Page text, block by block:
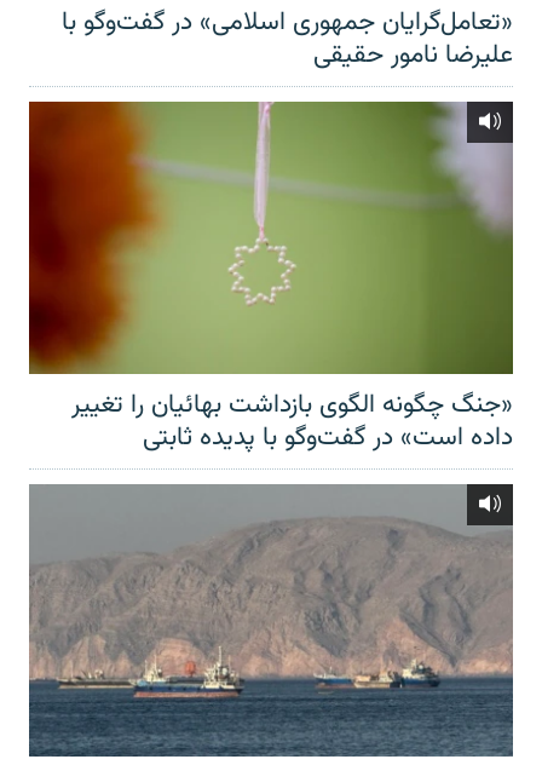
«تعامل‌گرایان جمهوری اسلامی» در گفت‌وگو با
علیرضا نامور حقیقی
«جنگ چگونه الگوی بازداشت بهائیان را تغییر
داده است» در گفت‌وگو با پدیده ثابتی